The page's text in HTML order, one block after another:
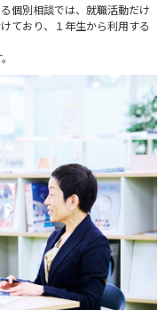
個別相談では、就職活動だけ
ており、１年生から利用する